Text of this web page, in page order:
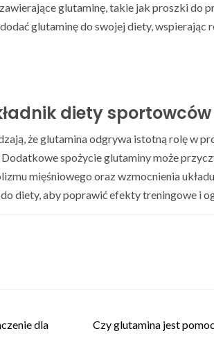
glutaminę, takie jak proszki do
glutaminę do swojej diety, wspierając
diety sportowców
że glutamina odgrywa istotną rolę w
spożycie glutaminy może
mięśniowego oraz wzmocnienia
diety, aby poprawić efekty treningowe i
dla
Czy glutamina jest